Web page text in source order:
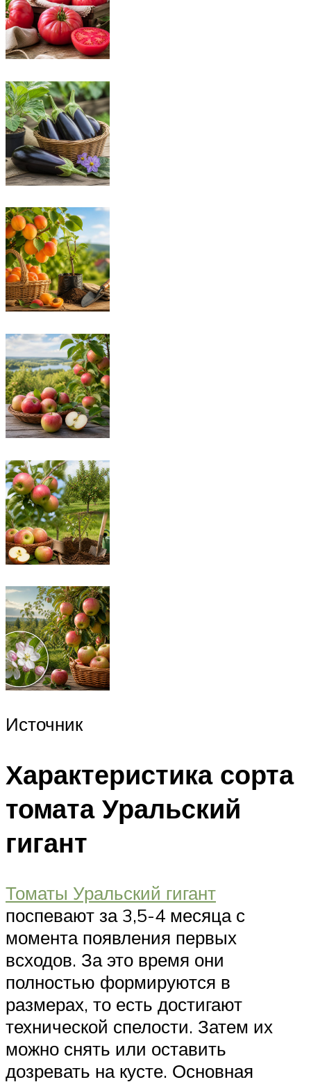
Источник
Характеристика сорта
томата Уральский
гигант
Томаты Уральский гигант
поспевают за 3,5-4 месяца с
момента появления первых
всходов. За это время они
полностью формируются в
размерах, то есть достигают
технической спелости. Затем их
можно снять или оставить
дозревать на кусте. Основная